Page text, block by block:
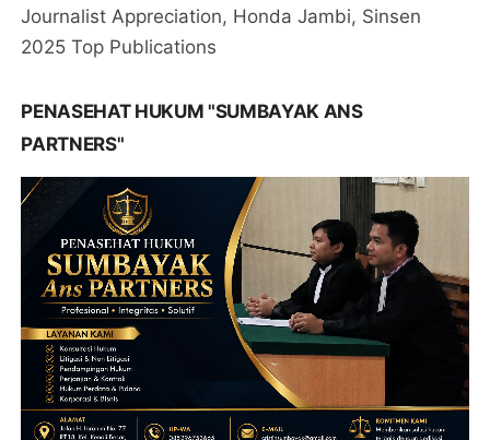
Journalist Appreciation, Honda Jambi, Sinsen
2025 Top Publications
PENASEHAT HUKUM "SUMBAYAK ANS
PARTNERS"